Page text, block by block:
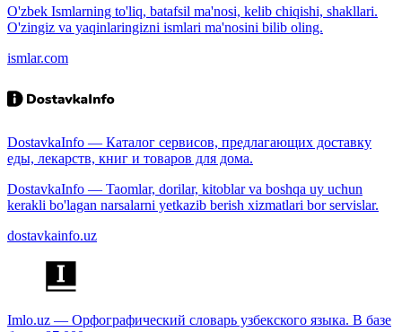
O'zbek Ismlarning to'liq, batafsil ma'nosi, kelib chiqishi, shakllari.
O'zingiz va yaqinlaringizni ismlari ma'nosini bilib oling.
ismlar.com
DostavkaInfo — Каталог сервисов, предлагающих доставку
еды, лекарств, книг и товаров для дома.
DostavkaInfo — Taomlar, dorilar, kitoblar va boshqa uy uchun
kerakli bo'lagan narsalarni yetkazib berish xizmatlari bor servislar.
dostavkainfo.uz
Imlo.uz — Орфографический словарь узбекского языка. В базе